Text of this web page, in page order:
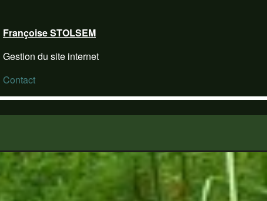
Françoise STOLSEM
Gestion du site internet
Contact